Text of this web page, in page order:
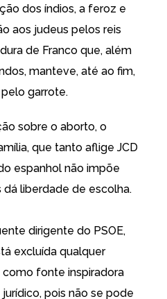
dos índios, a feroz e
aos judeus pelos reis
de Franco que, além
manteve, até ao fim,
garrote.
sobre o aborto, o
que tanto aflige JCD
espanhol não impõe
dá liberdade de escolha.
dirigente do PSOE,
excluída qualquer
como fonte inspiradora
pois não se pode